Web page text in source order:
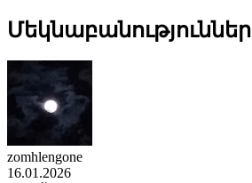
Մեկնաբանություններ
zomhlengone
16.01.2026